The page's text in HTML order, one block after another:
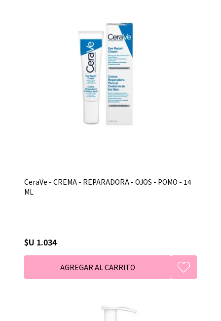
CeraVe - CREMA - REPARADORA - OJOS - POMO - 14
ML
$U 1.034